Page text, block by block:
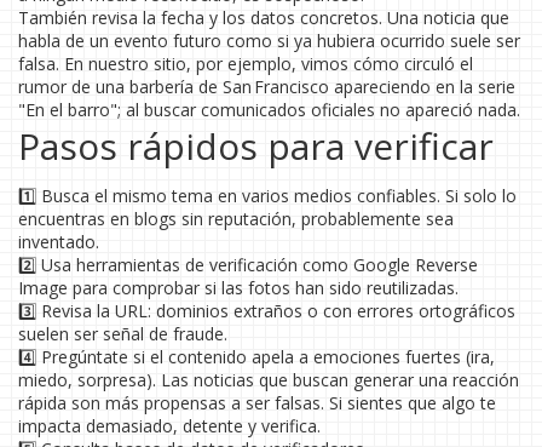
También revisa la fecha y los datos concretos. Una noticia que
habla de un evento futuro como si ya hubiera ocurrido suele ser
falsa. En nuestro sitio, por ejemplo, vimos cómo circuló el
rumor de una barbería de San Francisco apareciendo en la serie
"En el barro"; al buscar comunicados oficiales no apareció nada.
Pasos rápidos para verificar
1️⃣ Busca el mismo tema en varios medios confiables. Si solo lo
encuentras en blogs sin reputación, probablemente sea
inventado.
2️⃣ Usa herramientas de verificación como Google Reverse
Image para comprobar si las fotos han sido reutilizadas.
3️⃣ Revisa la URL: dominios extraños o con errores ortográficos
suelen ser señal de fraude.
4️⃣ Pregúntate si el contenido apela a emociones fuertes (ira,
miedo, sorpresa). Las noticias que buscan generar una reacción
rápida son más propensas a ser falsas. Si sientes que algo te
impacta demasiado, detente y verifica.